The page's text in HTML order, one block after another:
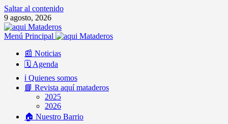
Saltar al contenido
9 agosto, 2026
Menú Principal
📰 Noticias
🗓️ Agenda
ℹ️ Quienes somos
📘 Revista aquí mataderos
2025
2026
🏠 Nuestro Barrio